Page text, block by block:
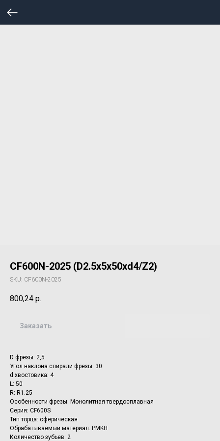
CF600N-2025 (D2.5x5x50xd4/Z2)
SKU: CF600N-2025
800,24 р.
Заказать
D фрезы: 2,5
Угол наклона спирали фрезы: 30
d хвостовика: 4
L: 50
R: R1.25
Особенности фрезы: Монолитная твердосплавная
Серия: CF600S
Тип торца: сферическая
Обрабатываемый материал: PMKH
Количество зубьев: 2